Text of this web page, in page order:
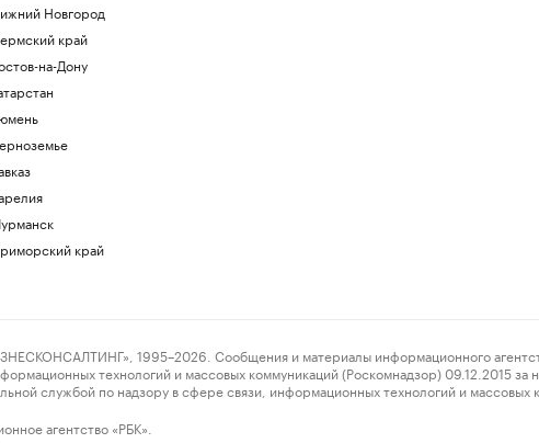
Новгород
край
на-Дону
край
1995–2026. Сообщения и материалы информационного
технологий и массовых коммуникаций (Роскомнадзор) 09.12.2015
службой по надзору в сфере связи, информационных технологий и
агентство «РБК».